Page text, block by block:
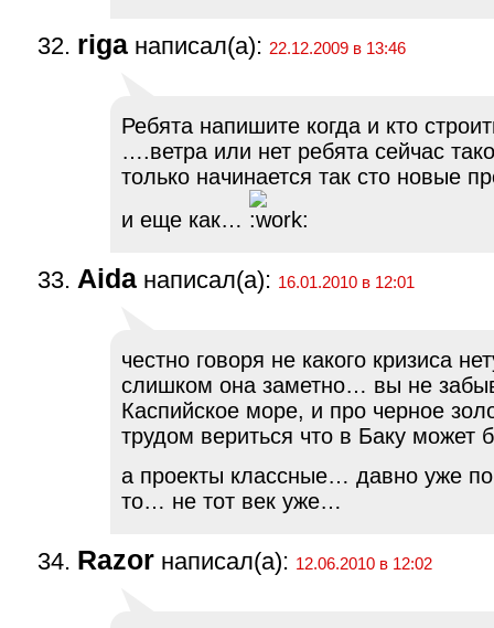
riga написал(а): 22.12.2009 в 13:46
Ребята напишите когда и кто
….ветра или нет ребята сейчас
только начинается так сто новые
и еще как…
Aida написал(а): 16.01.2010 в 12:01
честно говоря не какого кризиса
слишком она заметно… вы не
Каспийское море, и про черное
трудом вериться что в Баку может
а проекты классные… давно уже
то… не тот век уже…
Razor написал(а): 12.06.2010 в 12:02